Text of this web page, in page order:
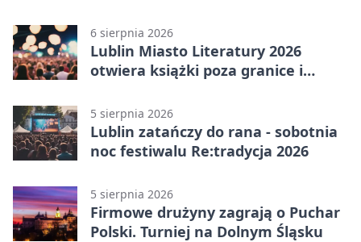
6 sierpnia 2026
Lublin Miasto Literatury 2026
otwiera książki poza granice i
5 sierpnia 2026
Lublin zatańczy do rana - sobotnia
noc festiwalu Re:tradycja 2026
5 sierpnia 2026
Firmowe drużyny zagrają o Puchar
Polski. Turniej na Dolnym Śląsku